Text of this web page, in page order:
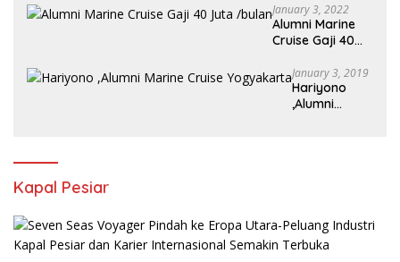
January 3, 2022
Alumni Marine
Cruise Gaji 40
January 3, 2019
Hariyono
,Alumni
Kapal Pesiar